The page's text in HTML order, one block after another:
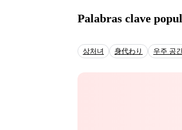
Palabras clave
상처녀 身代わり 우주 공